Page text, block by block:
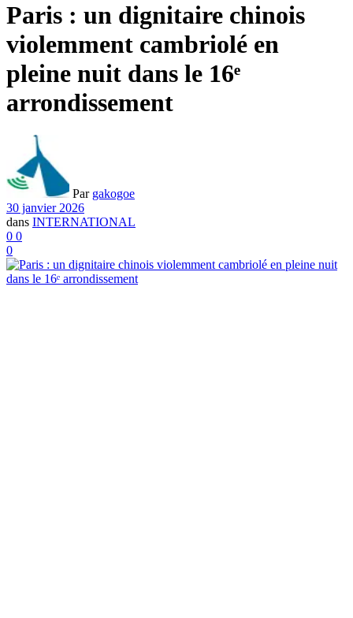
Paris : un dignitaire chinois
violemment cambriolé en
pleine nuit dans le 16ᵉ
arrondissement
Par gakogoe
30 janvier 2026
dans INTERNATIONAL
0 0
0